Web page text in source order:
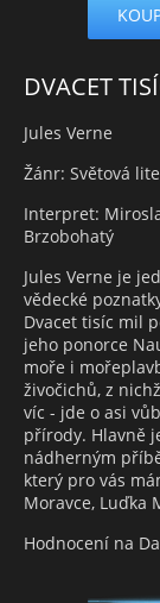
DVACET
Jules Verne
Žánr: Světová
Interpret:
Brzobohatý
Jules Verne je
vědecké
Dvacet tisíc mil
jeho ponorce
moře i
živočichů, z
víc - jde o asi
přírody. Hlavně
nádherným
který pro vás
Moravce, Luďka
Hodnocení na